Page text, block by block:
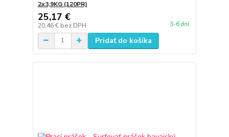
2x3,9KG (120PR)
25,17 €
20,46 € bez DPH 3-6 dní
Pridať do košíka